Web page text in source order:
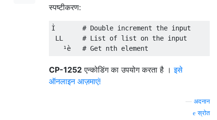
स्पष्टीकरण:
Ì       # Double increment the input
LL     # List of list on the input
CP-1252 एन्कोडिंग का उपयोग करता है ।इसे
ऑनलाइन आज़माएं!
अदनान
स्रोत